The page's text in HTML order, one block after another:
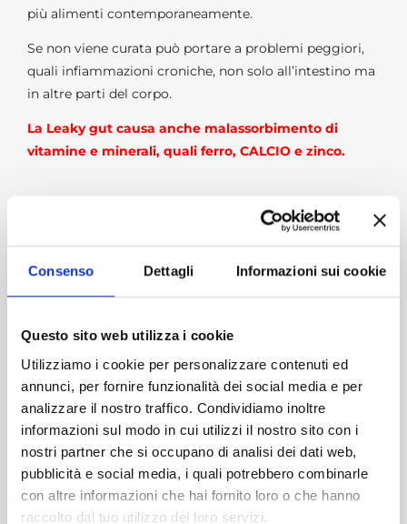
Consenso Dettagli Informazioni sui cookie
Questo sito web utilizza i cookie
Utilizziamo i cookie per personalizzare contenuti ed
annunci, per fornire funzionalità dei social media e per
analizzare il nostro traffico. Condividiamo inoltre
informazioni sul modo in cui utilizzi il nostro sito con i
nostri partner che si occupano di analisi dei dati web,
pubblicità e social media, i quali potrebbero combinarle
con altre informazioni che hai fornito loro o che hanno
raccolto dal tuo utilizzo dei loro servizi.
più alimenti contemporaneamente.
Se non viene curata può portare a problemi peggiori,
quali infiammazioni croniche, non solo all’intestino ma
in altre parti del corpo.
La Leaky gut causa anche malassorbimento di
vitamine e minerali, quali ferro, CALCIO e zinco.
legare al rivestimento dell’apparato digestivo, irritarlo
e causare danni. Queste proteine sono facilmente
caseari.
I cereali tra cui il frumento, il riso, farro, kamut e soia,
sono tra i più difficili da elaborare per l’intestino. Quelli
che contengono glutine possono essere
particolarmente irritanti.
Gli alimenti contenentiOGM(organismi
geneticamente modificati qualiMAIS, SOIA, COLZA